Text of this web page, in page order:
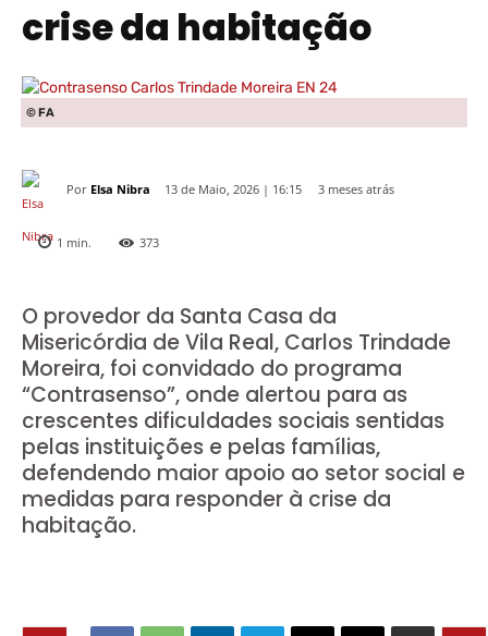
crise da habitação
© FA
Por Elsa Nibra 13 de Maio, 2026 | 16:15 3 meses atrás
1 min. 373
O provedor da Santa Casa da
Misericórdia de Vila Real, Carlos Trindade
Moreira, foi convidado do programa
“Contrasenso”, onde alertou para as
crescentes dificuldades sociais sentidas
pelas instituições e pelas famílias,
defendendo maior apoio ao setor social e
medidas para responder à crise da
habitação.